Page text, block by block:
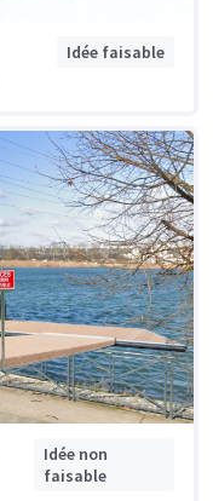
Idée faisable
Idée non
faisable